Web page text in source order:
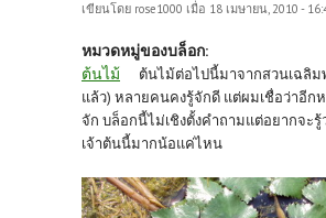
เขียนโดย rose1000 เมื่อ 18 เมษายน, 2010 -
หมวดหมู่ของบล็อก:
ต้นไม้
ต้นไม้ต่อไปนี้มาจากสวนเฉลิม
แล้ว) หลายคนคงรู้จักดี แต่ผมเชื่อว่าอีก
จัก บล็อกนี้ไม่เชิงตั้งคำถามแต่อยากจะ
เจ้าต้นนี้มากน้อแค่ไหน